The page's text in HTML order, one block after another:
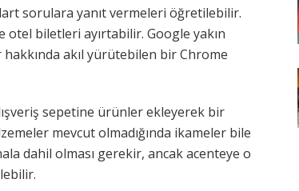
sorulara yanıt vermeleri öğretilebilir.
otel biletleri ayırtabilir. Google yakın
akıl yürütebilen bir Chrome
sepetine ürünler ekleyerek bir
mevcut olmadığında ikameler bile
dahil olması gerekir, ancak acenteye o